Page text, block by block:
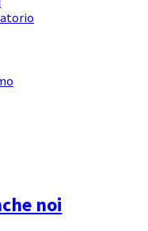
noi